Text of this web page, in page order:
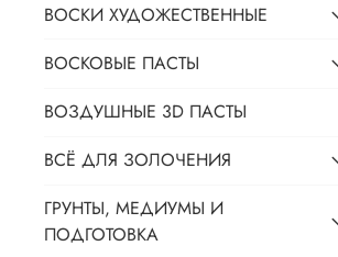
ВОСКИ ХУДОЖЕСТВЕННЫЕ
ВОСКОВЫЕ ПАСТЫ
ВОЗДУШНЫЕ 3D ПАСТЫ
ВСЁ ДЛЯ ЗОЛОЧЕНИЯ
ГРУНТЫ, МЕДИУМЫ И
ПОДГОТОВКА